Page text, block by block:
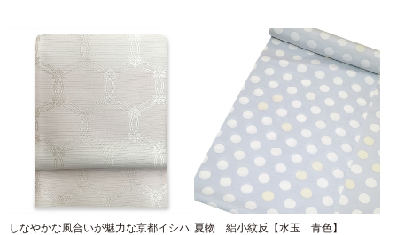
しなやかな風合いが魅力な京都イシハ 夏物 絽小紋反【水玉 青色】